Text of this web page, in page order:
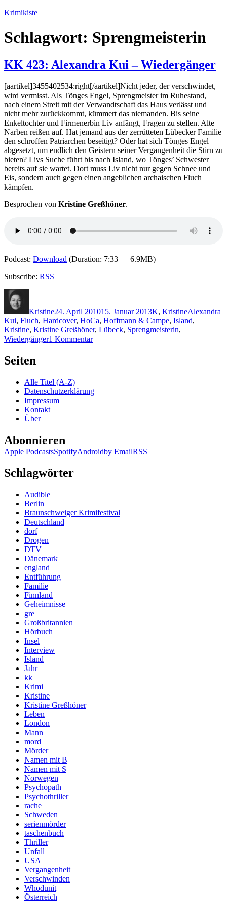
Zum
springen
Krimikiste
Schlagwort: Sprengmeisterin
KK 423: Alexandra Kui – Wiedergänger
[aartikel]3455402534:right[/aartikel]Nicht jeder, der verschwindet,
wird vermisst. Als Tönges Engel, Sprengmeister im Ruhestand,
nach einem Streit mit der Verwandtschaft das Haus verlässt und
nicht mehr zurückkommt, kümmert das niemanden. Bis seine
Enkeltochter und Firmenerbin Liv anfängt, Fragen zu stellen. Alte
Narben reißen auf. Hat jemand aus der zerrütteten Lübecker Familie
den schroffen Patriarchen beseitigt? Oder hat sich Tönges Engel
abgesetzt, um endlich den Geistern seiner Vergangenheit die Stirn zu
bieten? Livs Suche führt bis nach Island, wo Tönges’ Schwester
bereits auf sie wartet. Dort muss Liv nicht nur gegen Schnee und
Eis, sondern auch gegen einen angeblichen archaischen Fluch
kämpfen.
Besprochen von Kristine Greßhöner.
Podcast: Download (Duration: 7:33 — 6.9MB)
Subscribe: RSS
Kristine24. April 201015. Januar 2013K, KristineAlexandra
Kui, Fluch, Hardcover, HoCa, Hoffmann & Campe, Island,
Kristine, Kristine Greßhöner, Lübeck, Sprengmeisterin,
Wiedergänger1 Kommentarzu
Wiedergänger
Seiten
Alle Titel (A-Z)
Datenschutzerklärung
Impressum
Kontakt
Über
Abonnieren
Apple PodcastsSpotifyAndroidby EmailRSS
Schlagwörter
Audible
Berlin
Braunschweiger Krimifestival
Deutschland
dorf
Drogen
DTV
Dänemark
england
Entführung
Familie
Finnland
Geheimnisse
gre
Großbritannien
Hörbuch
Insel
Interview
Island
Jahr
kk
Krimi
Kristine
Kristine Greßhöner
Leben
London
Mann
mord
Mörder
Namen mit B
Namen mit S
Norwegen
Psychopath
Psychothriller
rache
Schweden
serienmörder
taschenbuch
Thriller
Unfall
USA
Vergangenheit
Verschwinden
Whodunit
Österreich